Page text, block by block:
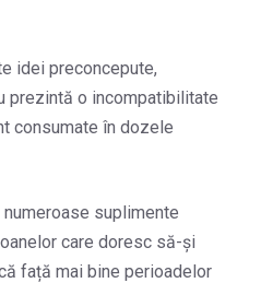
idei preconcepute,
prezintă o incompatibilitate
consumate în dozele
suplimente
care doresc să-și
față mai bine perioadelor